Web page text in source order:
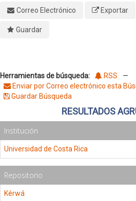
Correo Electrónico
Exportar
Guardar
Herramientas de búsqueda: RSS
—
Enviar por Correo electrónico esta
Guardar Búsqueda
RESULTADOS
Institución
Universidad de Costa Rica
Repositorio
Kérwá